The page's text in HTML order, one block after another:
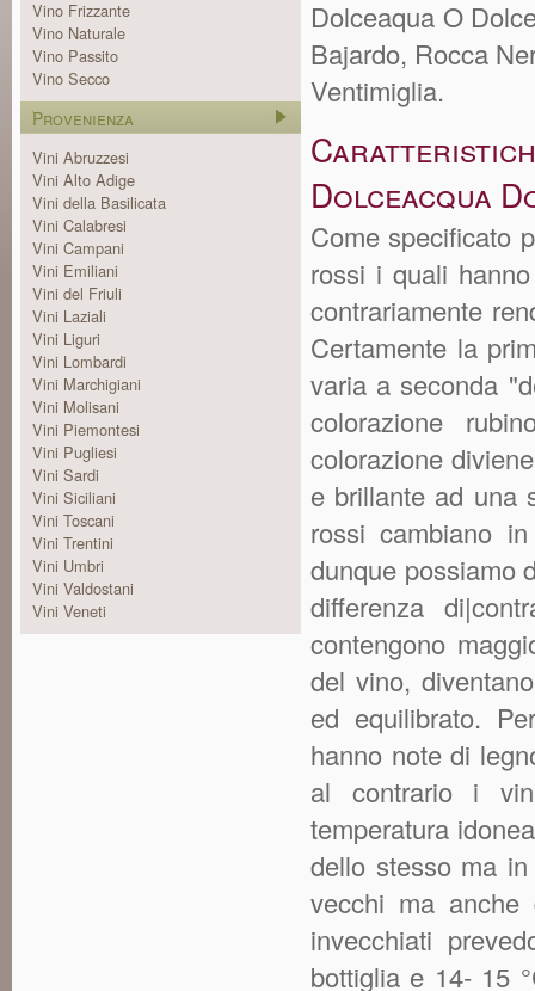
Vino Frizzante
Vino Naturale
Vino Passito
Vino Secco
Provenienza
Vini Abruzzesi
Vini Alto Adige
Vini della Basilicata
Vini Calabresi
Vini Campani
Vini Emiliani
Vini del Friuli
Vini Laziali
Vini Liguri
Vini Lombardi
Vini Marchigiani
Vini Molisani
Vini Piemontesi
Vini Pugliesi
Vini Sardi
Vini Siciliani
Vini Toscani
Vini Trentini
Vini Umbri
Vini Valdostani
Vini Veneti
Dolceaqua O
Bajardo, Rocca
Ventimiglia.
Dolceacqua
Come specificato
rossi i quali
contrariamente
Certamente la
varia a seconda
colorazione
colorazione
e brillante ad una
rossi cambiano
dunque possiamo
differenza
contengono
del vino,
ed equilibrato.
hanno note di
al contrario i
temperatura
dello stesso ma
vecchi ma anche
invecchiati
bottiglia e 14- 15